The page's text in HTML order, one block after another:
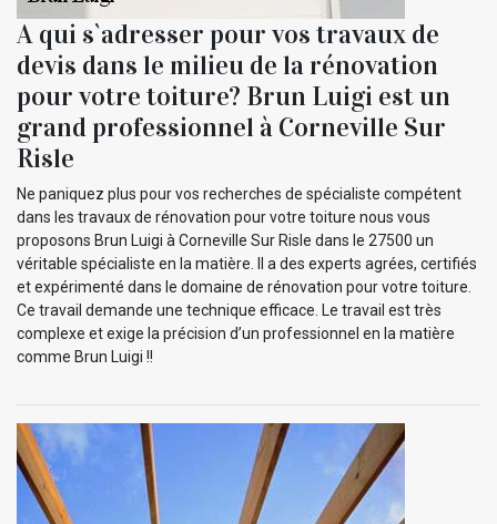
A qui s`adresser pour vos travaux de
devis dans le milieu de la rénovation
pour votre toiture? Brun Luigi est un
grand professionnel à Corneville Sur
Risle
Ne paniquez plus pour vos recherches de spécialiste compétent
dans les travaux de rénovation pour votre toiture nous vous
proposons Brun Luigi à Corneville Sur Risle dans le 27500 un
véritable spécialiste en la matière. Il a des experts agrées, certifiés
et expérimenté dans le domaine de rénovation pour votre toiture.
Ce travail demande une technique efficace. Le travail est très
complexe et exige la précision d’un professionnel en la matière
comme Brun Luigi !!